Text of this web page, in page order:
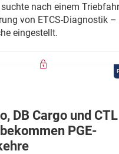
nach einem
von ETCS-Diagnostik –
eingestellt.
DB Cargo und CTL
PGE-